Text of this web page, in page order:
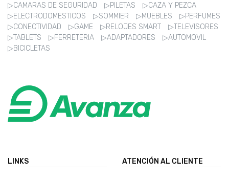
▷CAMARAS DE SEGURIDAD
▷PILETAS
▷CAZA Y PEZCA
▷ELECTRODOMESTICOS
▷SOMMIER ▷MUEBLES
▷PERFUMES
▷CONECTIVIDAD
▷GAME ▷RELOJES SMART
▷TELEVISORES
▷TABLETS
▷FERRETERIA ▷ADAPTADORES
▷AUTOMOVIL
▷BICICLETAS
LINKS ATENCIÓN AL CLIENTE